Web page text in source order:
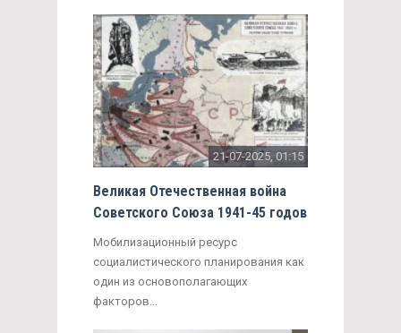
21-07-2025, 01:15
Великая Отечественная война
Советского Союза 1941-45 годов
Мобилизационный ресурс
социалистического планирования как
один из основополагающих
факторов...